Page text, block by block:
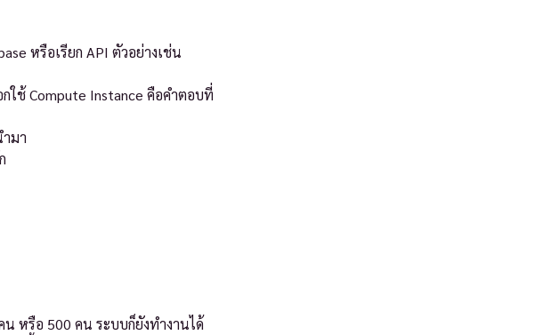
หรือเรียก API ตัวอย่างเช่น
ใช้ Compute Instance คือคำตอบที่
มา
หรือ 500 คน ระบบก็ยังทำงานได้